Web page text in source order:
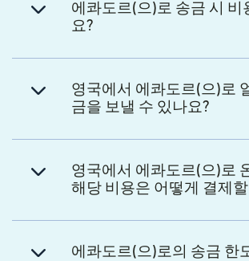
에콰도르(으)로 송금 시 비
요?
영국에서 에콰도르(으)로
금을 보낼 수 있나요?
영국에서 에콰도르(으)로
해당 비용은 어떻게 결제
에콰도르(으)로의 송금 한